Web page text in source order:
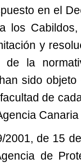
en el
los
y
de la
sido
de
2001, de 15
de